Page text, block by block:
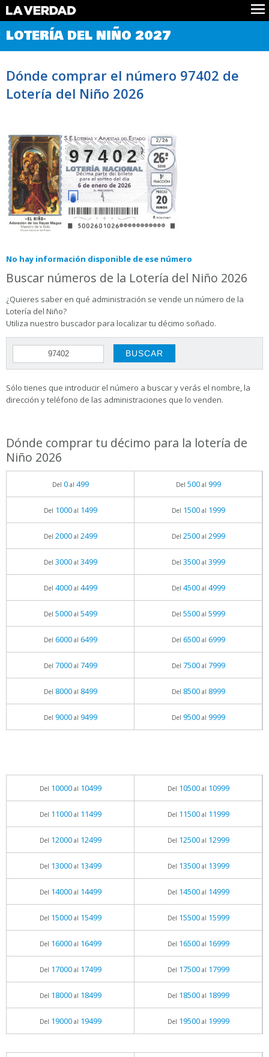
Comprobar Loteria del Niño
Premios
Noticias
Datos
LOTERÍA DEL NIÑO 2027
Dónde comprar el número 97402 de
Lotería del Niño 2026
97402
No hay información disponible de ese número
Buscar números de la Lotería del Niño 2026
¿Quieres saber en qué administración se vende un número de la
Lotería del Niño?
Utiliza nuestro buscador para localizar tu décimo soñado.
Sólo tienes que introducir el número a buscar y verás el nombre, la
dirección y teléfono de las administraciones que lo venden.
Dónde comprar tu décimo para la lotería de
Niño 2026
Del 0al 499 Del 500al 999
Del 1000al 1499 Del 1500al 1999
Del 2000al 2499 Del 2500al 2999
Del 3000al 3499 Del 3500al 3999
Del 4000al 4499 Del 4500al 4999
Del 5000al 5499 Del 5500al 5999
Del 6000al 6499 Del 6500al 6999
Del 7000al 7499 Del 7500al 7999
Del 8000al 8499 Del 8500al 8999
Del 9000al 9499 Del 9500al 9999
Del 10000al 10499 Del 10500al 10999
Del 11000al 11499 Del 11500al 11999
Del 12000al 12499 Del 12500al 12999
Del 13000al 13499 Del 13500al 13999
Del 14000al 14499 Del 14500al 14999
Del 15000al 15499 Del 15500al 15999
Del 16000al 16499 Del 16500al 16999
Del 17000al 17499 Del 17500al 17999
Del 18000al 18499 Del 18500al 18999
Del 19000al 19499 Del 19500al 19999